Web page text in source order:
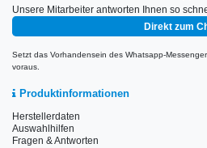
Unsere Mitarbeiter antworten Ihnen so
Direkt zum
Setzt das Vorhandensein des Whatsapp-
voraus.
Produktinformationen
Herstellerdaten
Auswahlhilfen
Fragen & Antworten